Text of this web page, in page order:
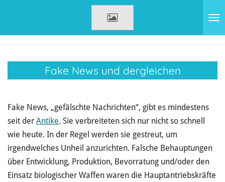
Fake News und dergleichen
Fake News, „gefälschte Nachrichten“, gibt es mindestens
seit der Antike. Sie verbreiteten sich nur nicht so schnell
wie heute. In der Regel werden sie gestreut, um
irgendwelches Unheil anzurichten. Falsche Behauptungen
über Entwicklung, Produktion, Bevorratung und/oder den
Einsatz biologischer Waffen waren die Hauptantriebskräfte